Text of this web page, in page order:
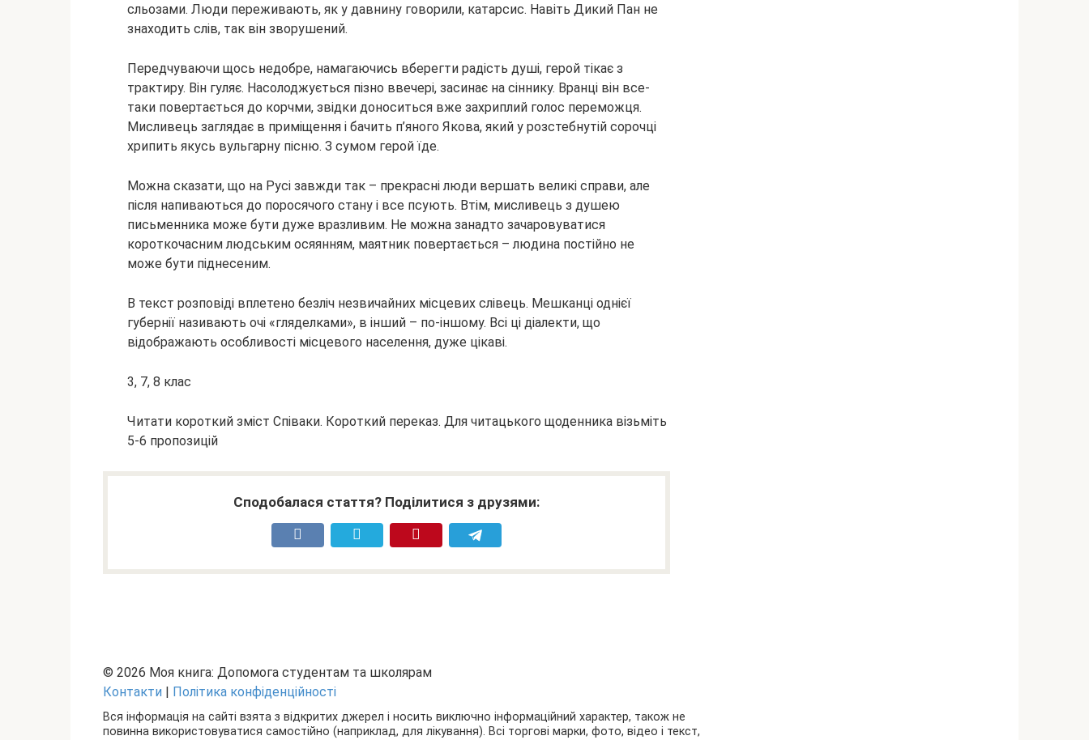
сльозами. Люди переживають, як у давнину говорили, катарсис. Навіть Дикий Пан не
знаходить слів, так він зворушений.
Передчуваючи щось недобре, намагаючись вберегти радість душі, герой тікає з
трактиру. Він гуляє. Насолоджується пізно ввечері, засинає на сіннику. Вранці він все-
таки повертається до корчми, звідки доноситься вже захриплий голос переможця.
Мисливець заглядає в приміщення і бачить п’яного Якова, який у розстебнутій сорочці
хрипить якусь вульгарну пісню. З сумом герой їде.
Можна сказати, що на Русі завжди так – прекрасні люди вершать великі справи, але
після напиваються до поросячого стану і все псують. Втім, мисливець з душею
письменника може бути дуже вразливим. Не можна занадто зачаровуватися
короткочасним людським осяянням, маятник повертається – людина постійно не
може бути піднесеним.
В текст розповіді вплетено безліч незвичайних місцевих слівець. Мешканці однієї
губернії називають очі «гляделками», в інший – по-іншому. Всі ці діалекти, що
відображають особливості місцевого населення, дуже цікаві.
3, 7, 8 клас
Читати короткий зміст Співаки. Короткий переказ. Для читацького щоденника візьміть
5-6 пропозицій
Сподобалася стаття? Поділитися з друзями:
© 2026 Моя книга: Допомога студентам та школярам
Контакти | Політика конфіденційності
Вся інформація на сайті взята з відкритих джерел і носить виключно інформаційний характер, також не
повинна використовуватися самостійно (наприклад, для лікування). Всі торгові марки, фото, відео і текст,